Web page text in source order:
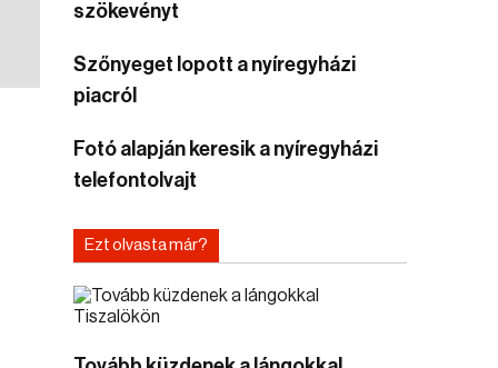
szökevényt
Szőnyeget lopott a nyíregyházi
piacról
Fotó alapján keresik a nyíregyházi
telefontolvajt
Ezt olvasta már?